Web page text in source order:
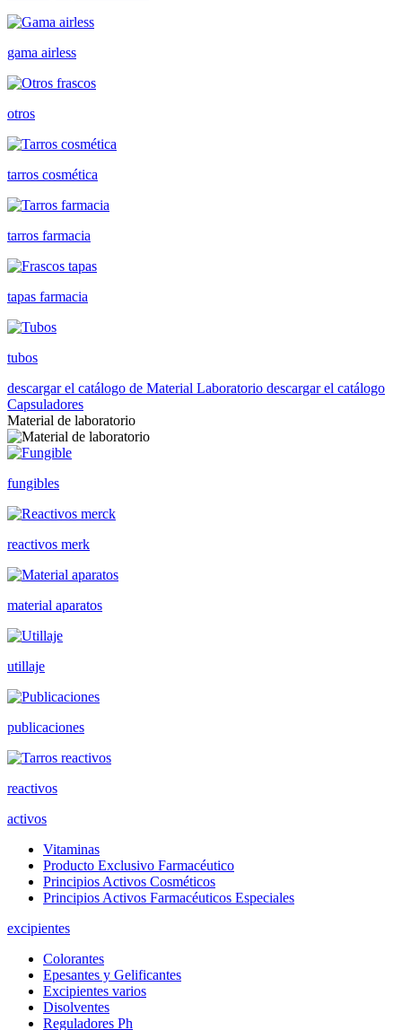
gama airless
otros
tarros cosmética
tarros farmacia
tapas farmacia
tubos
descargar el catálogo de Material Laboratorio descargar el catálogo
Capsuladores
Material de laboratorio
fungibles
reactivos merk
material aparatos
utillaje
publicaciones
reactivos
activos
Vitaminas
Producto Exclusivo Farmacéutico
Principios Activos Cosméticos
Principios Activos Farmacéuticos Especiales
excipientes
Colorantes
Epesantes y Gelificantes
Excipientes varios
Disolventes
Reguladores Ph